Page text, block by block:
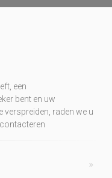
een
bent en uw
verspreiden, raden we u